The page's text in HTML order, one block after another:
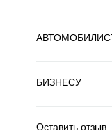
БИЗНЕСУ
Оставить отзыв